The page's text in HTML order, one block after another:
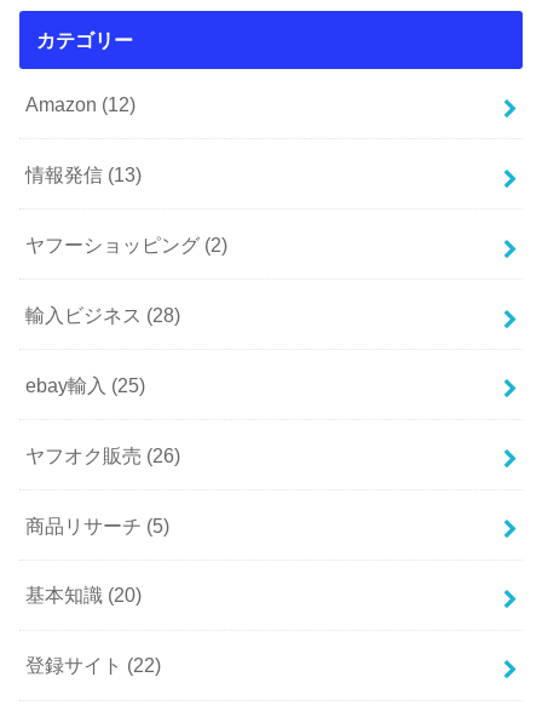
カテゴリー
Amazon (12)
情報発信 (13)
ヤフーショッピング (2)
輸入ビジネス (28)
ebay輸入 (25)
ヤフオク販売 (26)
商品リサーチ (5)
基本知識 (20)
登録サイト (22)